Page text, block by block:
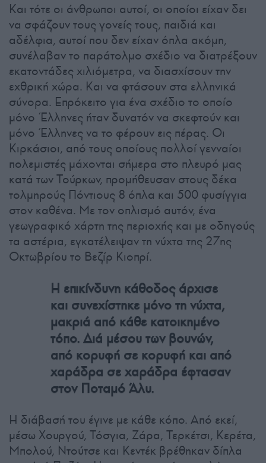
Και τότε οι άνθρωποι αυτοί, οι οποίοι είχαν δει
να σφάζουν τους γονείς τους, παιδιά και
αδέλφια, αυτοί που δεν είχαν όπλα ακόμη,
συνέλαβαν το παράτολμο σχέδιο να διατρέξουν
εκατοντάδες χιλιόμετρα, να διασχίσουν την
εχθρική χώρα. Και να φτάσουν στα ελληνικά
σύνορα. Επρόκειτο για ένα σχέδιο το οποίο
μόνο Έλληνες ήταν δυνατόν να σκεφτούν και
μόνο Έλληνες να το φέρουν εις πέρας. Οι
Κιρκάσιοι, από τους οποίους πολλοί γενναίοι
πολεμιστές μάχονται σήμερα στο πλευρό μας
κατά των Τούρκων, προμήθευσαν στους δέκα
τολμηρούς Πόντιους 8 όπλα και 500 φυσίγγια
στον καθένα. Με τον οπλισμό αυτόν, ένα
γεωγραφικό χάρτη της περιοχής και με οδηγούς
τα αστέρια, εγκατέλειψαν τη νύχτα της 27ης
Οκτωβρίου το Βεζίρ Κιοπρί.
Η επικίνδυνη κάθοδος άρχισε
και συνεχίστηκε μόνο τη νύχτα,
μακριά από κάθε κατοικημένο
τόπο. Διά μέσου των βουνών,
από κορυφή σε κορυφή και από
χαράδρα σε χαράδρα έφτασαν
στον Ποταμό Άλυ.
Η διάβασή του έγινε με κάθε κόπο. Από εκεί,
μέσω Χουργού, Τόσγια, Ζάρα, Τερκέτσι, Κερέτα,
Μπολού, Ντούτσε και Κεντέκ βρέθηκαν δίπλα